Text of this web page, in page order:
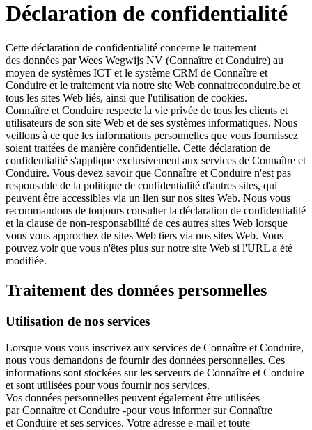
Déclaration de confidentialité
Cette déclaration de confidentialité concerne le traitement
des données par Wees Wegwijs NV (Connaître et Conduire) au
moyen de systèmes ICT et le système CRM de Connaître et
Conduire et le traitement via notre site Web connaitreconduire.be et
tous les sites Web liés, ainsi que l'utilisation de cookies.
Connaître et Conduire respecte la vie privée de tous les clients et
utilisateurs de son site Web et de ses systèmes informatiques. Nous
veillons à ce que les informations personnelles que vous fournissez
soient traitées de manière confidentielle. Cette déclaration de
confidentialité s'applique exclusivement aux services de Connaître et
Conduire. Vous devez savoir que Connaître et Conduire n'est pas
responsable de la politique de confidentialité d'autres sites, qui
peuvent être accessibles via un lien sur nos sites Web. Nous vous
recommandons de toujours consulter la déclaration de confidentialité
et la clause de non-responsabilité de ces autres sites Web lorsque
vous vous approchez de sites Web tiers via nos sites Web. Vous
pouvez voir que vous n'êtes plus sur notre site Web si l'URL a été
modifiée.
Traitement des données personnelles
Utilisation de nos services
Lorsque vous vous inscrivez aux services de Connaître et Conduire,
nous vous demandons de fournir des données personnelles. Ces
informations sont stockées sur les serveurs de Connaître et Conduire
et sont utilisées pour vous fournir nos services.
Vos données personnelles peuvent également être utilisées
par Connaître et Conduire -pour vous informer sur Connaître
et Conduire et ses services. Votre adresse e-mail et toute